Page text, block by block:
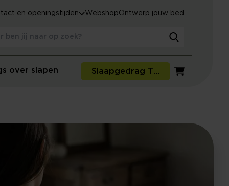
over slapen Slaapgedrag Thuismeting
Winkelwagen
en openingstijden WebshopOntwerp jouw bed